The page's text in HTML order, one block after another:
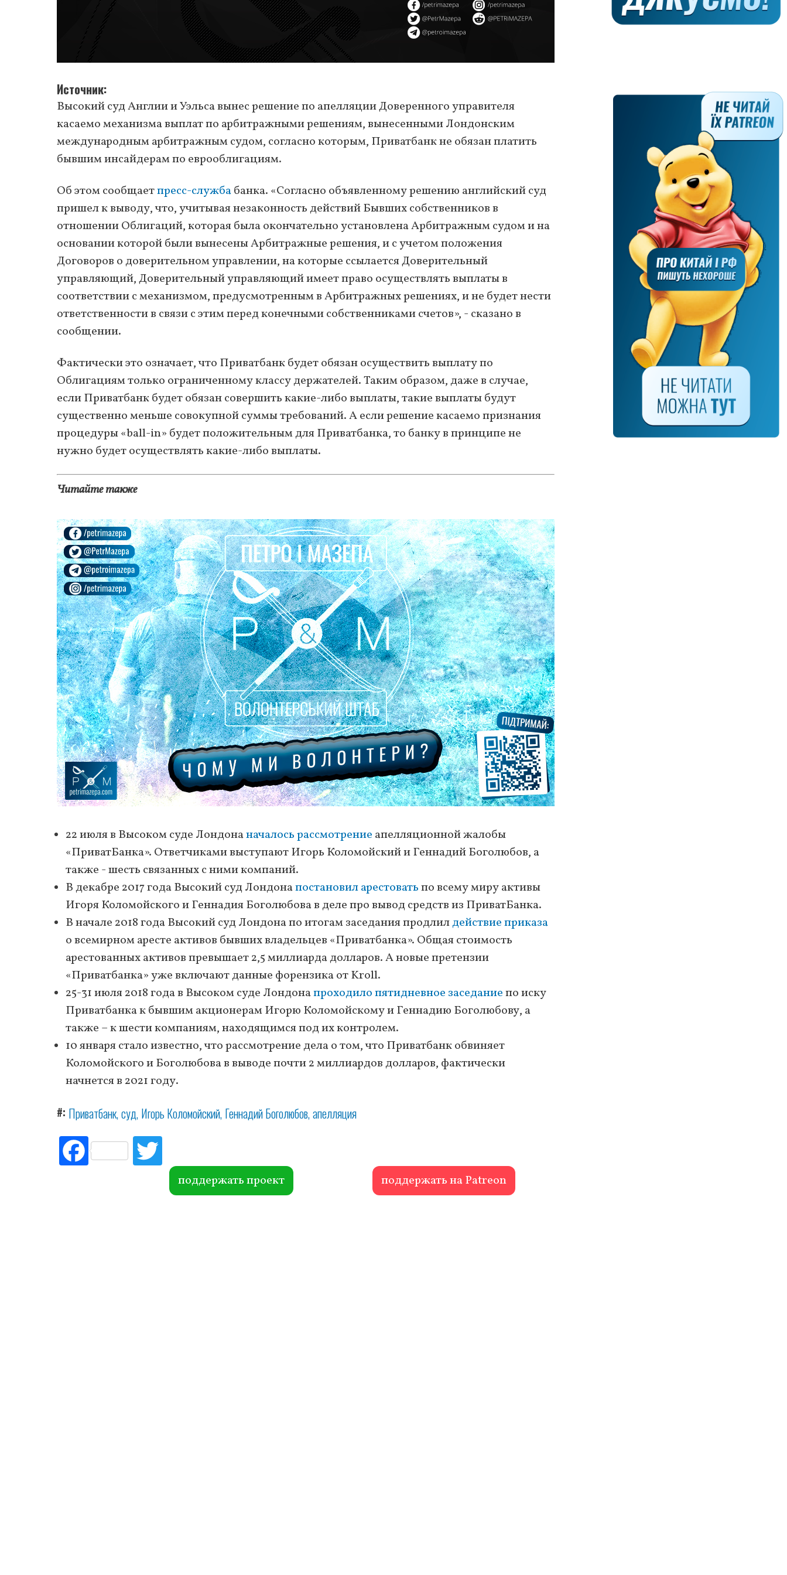
Источник
Высокий суд Англии и Уэльса вынес решение по апелляции Доверенного управителя
касаемо механизма выплат по арбитражными решениям, вынесенными Лондонским
международным арбитражным судом, согласно которым, Приватбанк не обязан платить
бывшим инсайдерам по еврооблигациям.
Об этом сообщаетпресс-службабанка. «Согласно объявленному решению английский суд
пришел к выводу, что, учитывая незаконность действий Бывших собственников в
отношении Облигаций, которая была окончательно установлена Арбитражным судом и на
основании которой были вынесены Арбитражные решения, и с учетом положения
Договоров о доверительном управлении, на которые ссылается Доверительный
управляющий, Доверительный управляющий имеет право осуществлять выплаты в
соответствии с механизмом, предусмотренным в Арбитражных решениях, и не будет нести
ответственности в связи с этим перед конечными собственниками счетов», - сказано в
сообщении.
Фактически это означает, что Приватбанк будет обязан осуществить выплату по
Облигациям только ограниченному классу держателей. Таким образом, даже в случае,
если Приватбанк будет обязан совершить какие-либо выплаты, такие выплаты будут
существенно меньше совокупной суммы требований. А если решение касаемо признания
процедуры «ball-in» будет положительным для Приватбанка, то банку в принципе не
нужно будет осуществлять какие-либо выплаты.
Читайте также
22 июля в Высоком суде Лондонаначалось рассмотрение апелляционной жалобы
«ПриватБанка». Ответчиками выступают Игорь Коломойский и Геннадий Боголюбов, а
также - шесть связанных с ними компаний.
В декабре 2017 года Высокий суд Лондонапостановил арестоватьпо всему миру активы
Игоря Коломойского и Геннадия Боголюбова в деле про вывод средств из ПриватБанка.
В начале 2018 года Высокий суд Лондона по итогам заседания продлилдействие приказа
о всемирном аресте активов бывших владельцев «Приватбанка». Общая стоимость
арестованных активов превышает 2,5 миллиарда долларов. А новые претензии
«Приватбанка» уже включают данные форензика от Kroll.
25-31 июля 2018 года в Высоком суде Лондонапроходило пятидневное заседаниепо иску
Приватбанка к бывшим акционерам Игорю Коломойскому и Геннадию Боголюбову, а
также – к шести компаниям, находящимся под их контролем.
10 января стало известно, что рассмотрение дела о том, что Приватбанк обвиняет
Коломойского и Боголюбова в выводе почти 2 миллиардов долларов, фактически
начнется в 2021 году.
# Приватбанк суд Игорь Коломойский Геннадий Боголюбов апелляция
Fac
ebo itte
r поддержать проект поддержать на Patreon